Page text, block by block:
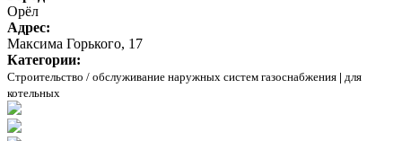
Орёл
Адрес:
Максима Горького, 17
Категории:
Строительство / обслуживание наружных систем газоснабжения | для
котельных